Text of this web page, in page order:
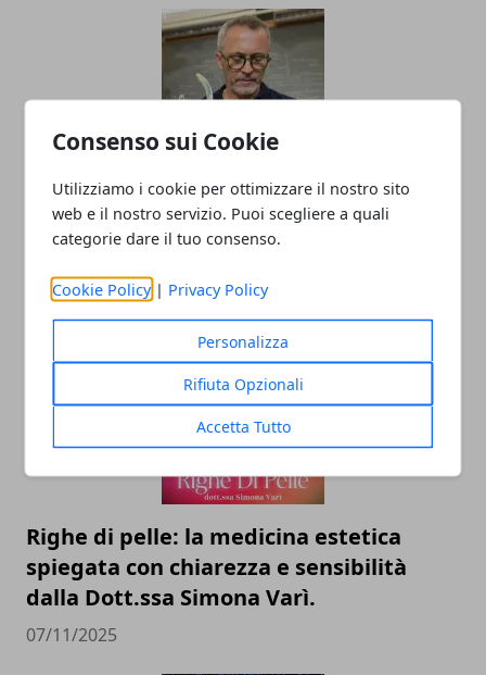
Consenso sui Cookie
Utilizziamo i cookie per ottimizzare il nostro sito
web e il nostro servizio. Puoi scegliere a quali
categorie dare il tuo consenso.
Cookie Policy | Privacy Policy
Personalizza
Rifiuta Opzionali
Accetta Tutto
Il professor Nuzzolese, a Torino come a
Bari: scienza e diritti umani nel nome
20/11/2025
Righe di pelle: la medicina estetica
spiegata con chiarezza e sensibilità
dalla Dott.ssa Simona Varì.
07/11/2025